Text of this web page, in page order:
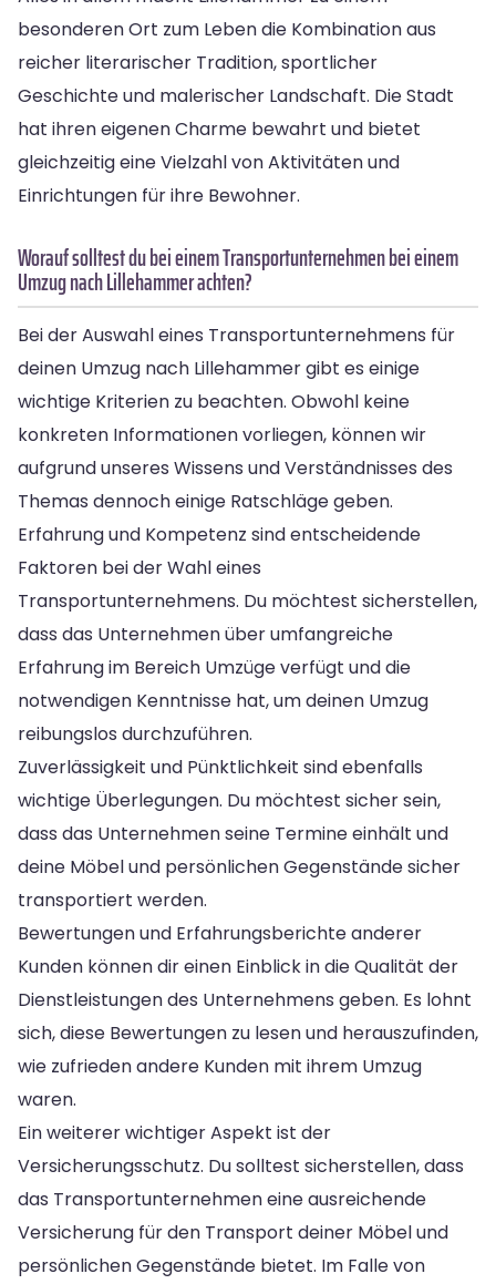
besonderen Ort zum Leben die Kombination aus
reicher literarischer Tradition, sportlicher
Geschichte und malerischer Landschaft. Die Stadt
hat ihren eigenen Charme bewahrt und bietet
gleichzeitig eine Vielzahl von Aktivitäten und
Einrichtungen für ihre Bewohner.
Worauf solltest du bei einem Transportunternehmen bei einem
Umzug nach Lillehammer achten?
Bei der Auswahl eines Transportunternehmens für
deinen Umzug nach Lillehammer gibt es einige
wichtige Kriterien zu beachten. Obwohl keine
konkreten Informationen vorliegen, können wir
aufgrund unseres Wissens und Verständnisses des
Themas dennoch einige Ratschläge geben.
Erfahrung und Kompetenz sind entscheidende
Faktoren bei der Wahl eines
Transportunternehmens. Du möchtest sicherstellen,
dass das Unternehmen über umfangreiche
Erfahrung im Bereich Umzüge verfügt und die
notwendigen Kenntnisse hat, um deinen Umzug
reibungslos durchzuführen.
Zuverlässigkeit und Pünktlichkeit sind ebenfalls
wichtige Überlegungen. Du möchtest sicher sein,
dass das Unternehmen seine Termine einhält und
deine Möbel und persönlichen Gegenstände sicher
transportiert werden.
Bewertungen und Erfahrungsberichte anderer
Kunden können dir einen Einblick in die Qualität der
Dienstleistungen des Unternehmens geben. Es lohnt
sich, diese Bewertungen zu lesen und herauszufinden,
wie zufrieden andere Kunden mit ihrem Umzug
waren.
Ein weiterer wichtiger Aspekt ist der
Versicherungsschutz. Du solltest sicherstellen, dass
das Transportunternehmen eine ausreichende
Versicherung für den Transport deiner Möbel und
persönlichen Gegenstände bietet. Im Falle von